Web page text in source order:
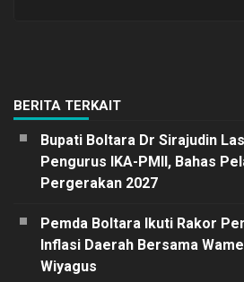
BERITA TERKAIT
Bupati Boltara Dr Sirajudin
Pengurus IKA-PMII, Bahas
Pergerakan 2027
Pemda Boltara Ikuti Rakor
Inflasi Daerah Bersama
Wiyagus